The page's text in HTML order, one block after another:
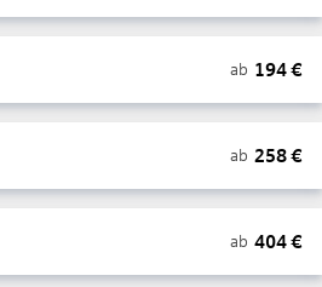
ab 194€
ab 258€
ab 404€